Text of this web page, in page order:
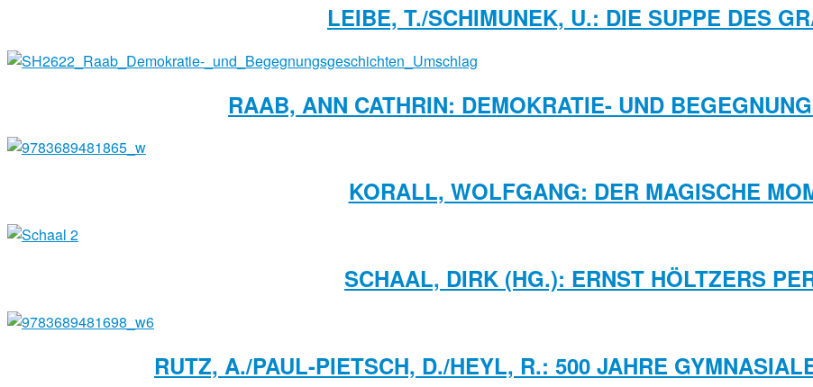
LEIBE, T./SCHIMUNEK, U.: DIE SUPPE DES
RAAB, ANN CATHRIN: DEMOKRATIE- UND
KORALL, WOLFGANG: DER MAGISCHE
SCHAAL, DIRK (HG.): ERNST HÖLTZERS
RUTZ, A./PAUL-PIETSCH, D./HEYL, R.: 500 JAHRE